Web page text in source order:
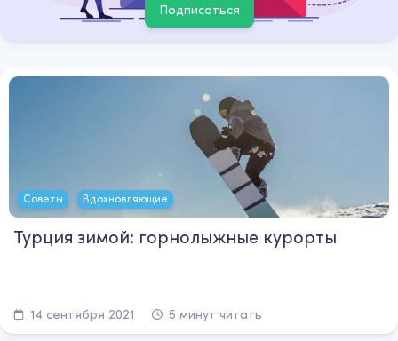
Подписаться
Советы Вдохновляющие
Турция зимой: горнолыжные курорты
14 сентября 2021 5 минут читать